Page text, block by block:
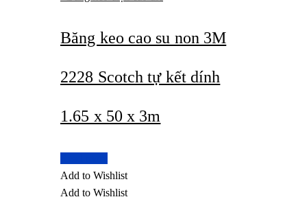
Băng keo cao su non 3M
2228 Scotch tự kết dính
1.65 x 50 x 3m
Add to Wishlist
Add to Wishlist